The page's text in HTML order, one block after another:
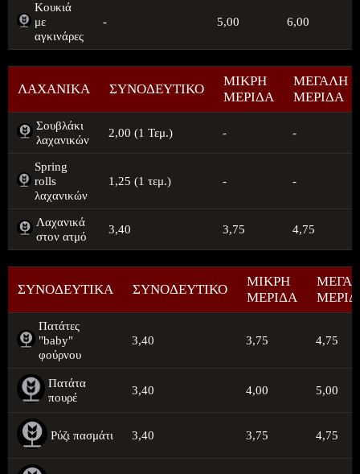
Κουκιά
με
αγκινάρες
- 5,00 6,00
ΛΑΧΑΝΙΚΑ ΣΥΝΟΔΕΥΤΙΚΟ
ΜΙΚΡΗ
ΜΕΡΙΔΑ
ΜΕΓΑΛΗ
ΜΕΡΙΔΑ
Σουβλάκι
λαχανικών
2,00 (1 Τεμ.) - -
Spring
rolls
λαχανικών
1,25 (1 τεμ.) - -
Λαχανικά
στον ατμό
3,40 3,75 4,75
ΣΥΝΟΔΕΥΤΙΚΑ ΣΥΝΟΔΕΥΤΙΚΟ
ΜΙΚΡΗ
ΜΕΡΙΔΑ
Πατάτες
"baby"
φούρνου
3,40 3,75 4,75
Πατάτα
πουρέ
3,40 4,00 5,00
Ρύζι πασμάτι 3,40 3,75 4,75